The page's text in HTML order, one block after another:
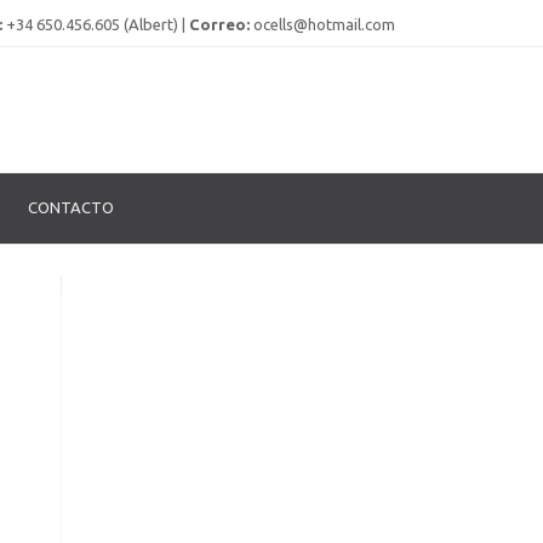
+34 650.456.605 (Albert) | Correo: ocells@hotmail.com
CONTACTO